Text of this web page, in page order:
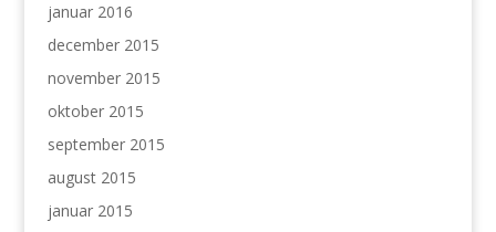
januar 2016
december 2015
november 2015
oktober 2015
september 2015
august 2015
januar 2015